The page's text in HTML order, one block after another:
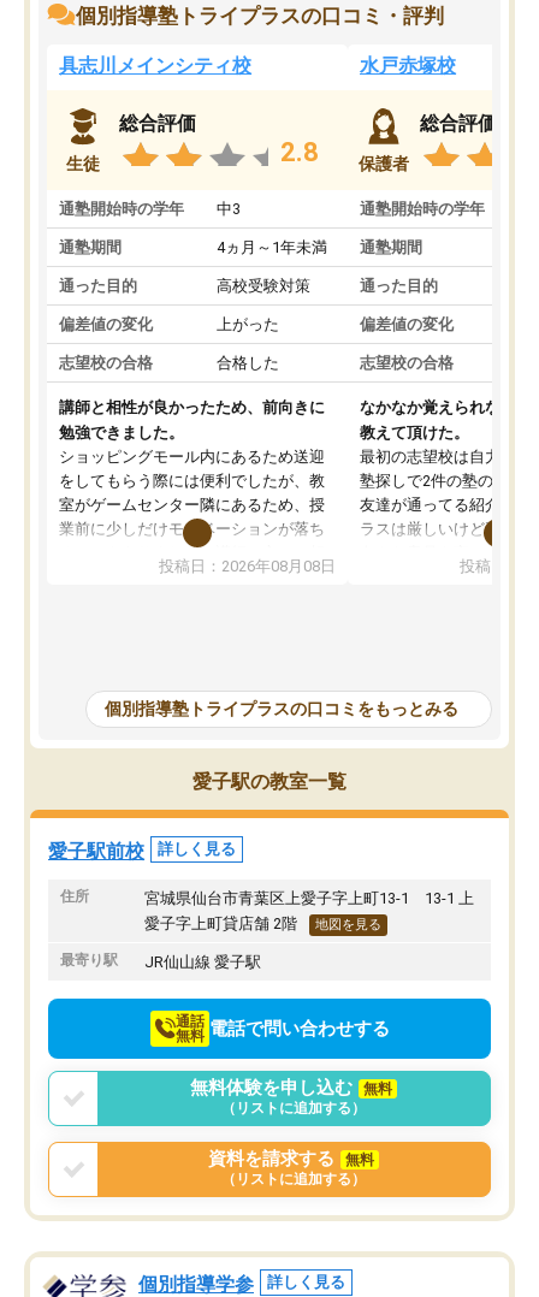
個別指導塾トライプラスの口コミ・評判
具志川メインシティ校
生徒
総合評価
2.8
通塾開始時の学年 中3
通塾期間 4ヵ月～1年未満
通った目的 高校受験対策
偏差値の変化 上がった
志望校の合格 合格した
講師と相性が良かったため、前向きに
勉強できました。
ショッピングモール内にあるため送迎
をしてもらう際には便利でしたが、教
室がゲームセンター隣にあるため、授
業前に少しだけモチベーションが落ち
ることもありました。講師の方とは相
性が良かったため、とても話しやすく
た。難しい問題では解説をより細かく
書いてくれたりと、生徒一人一人に合
った授業を考えてくれます。
投稿日：2026年08月08日
水戸赤塚校
保護者
総合評価
通塾開始時の学年
通塾期間
通った目的
偏差値の変化
志望校の合格
なかなか覚えられなかっ
教えて頂けた。
最初の志望校は自力では
塾探しで2件の塾の説明
友達が通ってる紹介で行
ラスは厳しいけど頑張れ
希望のある方に決めま
を教えて頂き出来ないこ
うになった、覚えられた
ころ見て、見捨てず教え
方で通ってよかったと思
投稿日：
個別指導塾トライプラスの口コミをもっとみる
愛子駅の教室一覧
愛子駅前校 詳しく見る
住所
宮城県仙台市青葉区上愛子字上町13-1 13-1 上
愛子字上町貸店舗 2階
地図を見る
最寄り駅 JR仙山線 愛子駅
通話
無料 電話で問い合わせする
無料体験を申し込む
無料
（リストに追加する）
資料を請求する
無料
（リストに追加する）
個別指導学参 詳しく見る